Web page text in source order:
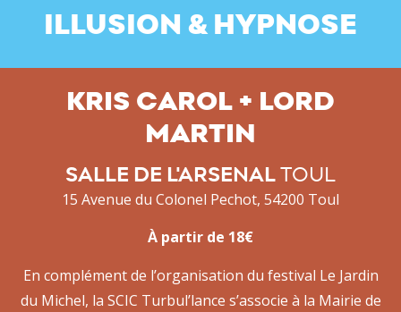
ILLUSION & HYPNOSE
KRIS CAROL + LORD
MARTIN
SALLE DE L'ARSENAL TOUL
15 Avenue du Colonel Pechot, 54200 Toul
À partir de 18€
En complément de l’organisation du festival Le Jardin
du Michel, la SCIC Turbul’lance s’associe à la Mairie de